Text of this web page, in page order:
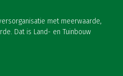
met meerwaarde,
Dat is Land- en Tuinbouw